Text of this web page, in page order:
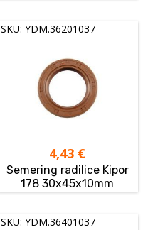
SKU: YDM.36201037
4,43 €
Semering radilice Kipor
178 30x45x10mm
SKU: YDM.36401037